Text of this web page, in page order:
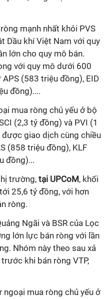
mạnh nhất khỏi PVS
Dầu khí Việt Nam với quy
lớn cho quy mô bán.
với quy mô dưới 600
(583 triệu đồng), EID
đồng)....
mua ròng chủ yếu ở bộ
(2,3 tỷ đồng) và PVI (1
giao dịch cùng chiều
(858 triệu đồng), KLF
đồng)...
trường, tại UPCoM, khối
25,6 tỷ đồng, với hơn
ròng.
Ngãi và BSR của Lọc
lớn lực bán ròng với lần
Nhóm này theo sau xả
khi bán ròng VTP,
ngoại mua ròng chủ yếu ở